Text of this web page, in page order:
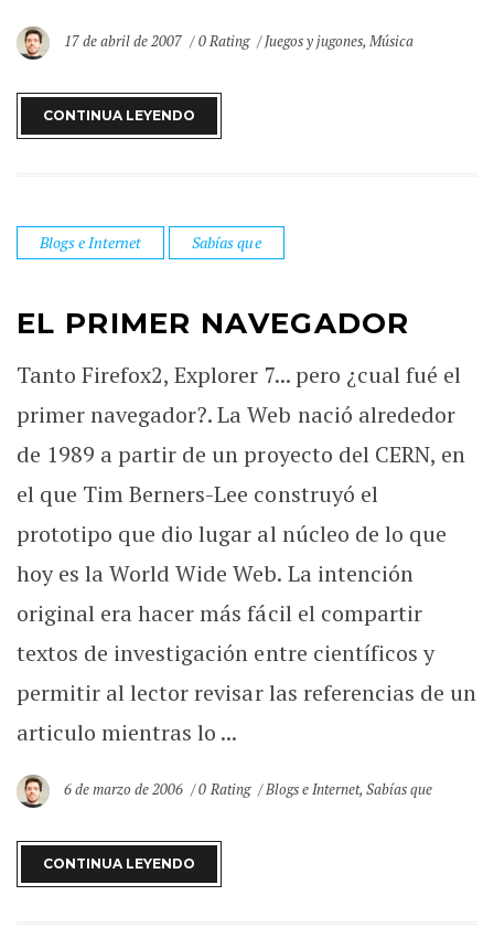
17 de abril de 2007 0 Rating Juegos y jugones,Música
CONTINUA LEYENDO
Blogs e Internet Sabías que
EL PRIMER NAVEGADOR
Tanto Firefox2, Explorer 7... pero ¿cual fué el
primer navegador?. La Web nació alrededor
de 1989 a partir de un proyecto del CERN, en
el que Tim Berners-Lee construyó el
prototipo que dio lugar al núcleo de lo que
hoy es la World Wide Web. La intención
original era hacer más fácil el compartir
textos de investigación entre científicos y
permitir al lector revisar las referencias de un
articulo mientras lo ...
6 de marzo de 2006 0 Rating Blogs e Internet,Sabías que
CONTINUA LEYENDO